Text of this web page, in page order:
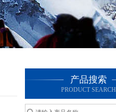
产品搜索
PRODUCT SEARCH